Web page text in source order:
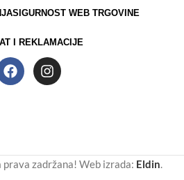
SIGURNOST WEB TRGOVINE
I REKLAMACIJE
zadržana! Web izrada: Eldin.